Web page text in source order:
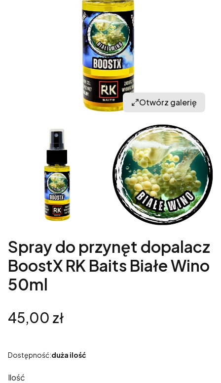
Otwórz galerię
Spray do przynęt dopalacz
BoostX RK Baits Białe Wino
50ml
Cena
45,00 zł
Dostępność:duża ilość
Ilość